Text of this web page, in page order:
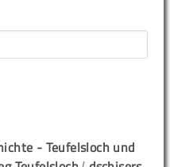
- Teufelsloch und